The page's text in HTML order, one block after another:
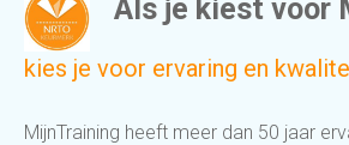
Als je kiest voor
kies je voor ervaring en
MijnTraining heeft meer dan 50 jaar